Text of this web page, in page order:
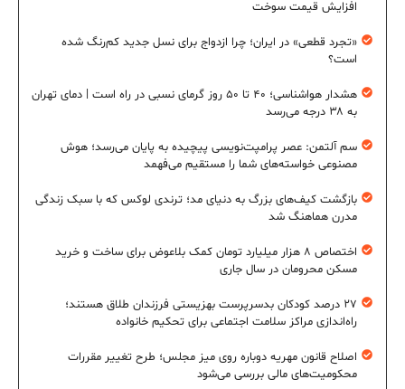
افزایش قیمت سوخت
«تجرد قطعی» در ایران؛ چرا ازدواج برای نسل جدید کم‌رنگ شده
است؟
هشدار هواشناسی؛ ۴۰ تا ۵۰ روز گرمای نسبی در راه است | دمای تهران
به ۳۸ درجه می‌رسد
سم آلتمن: عصر پرامپت‌نویسی پیچیده به پایان می‌رسد؛ هوش
مصنوعی خواسته‌های شما را مستقیم می‌فهمد
بازگشت کیف‌های بزرگ به دنیای مد؛ ترندی لوکس که با سبک زندگی
مدرن هماهنگ شد
اختصاص ۸ هزار میلیارد تومان کمک بلاعوض برای ساخت و خرید
مسکن محرومان در سال جاری
۲۷ درصد کودکان بدسرپرست بهزیستی فرزندان طلاق هستند؛
راه‌اندازی مراکز سلامت اجتماعی برای تحکیم خانواده
اصلاح قانون مهریه دوباره روی میز مجلس؛ طرح تغییر مقررات
محکومیت‌های مالی بررسی می‌شود